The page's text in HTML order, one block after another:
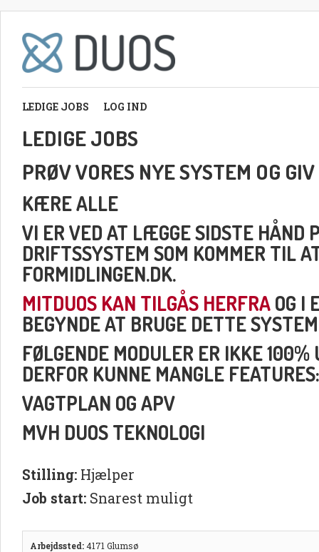
LEDIGE JOBS LOG IND
LEDIGE JOBS
PRØV VORES NYE SYSTEM OG
KÆRE ALLE
VI ER VED AT LÆGGE SIDSTE HÅND
DRIFTSSYSTEM SOM KOMMER TIL
FORMIDLINGEN.DK.
MITDUOS KAN TILGÅS HERFRAOG I
BEGYNDE AT BRUGE DETTE
FØLGENDE MODULER ER IKKE 100%
DERFOR KUNNE MANGLE FEATURES:
VAGTPLAN OG APV
MVH DUOS TEKNOLOGI
Stilling: Hjælper
Job start: Snarest muligt
Arbejdssted:4171 Glumsø